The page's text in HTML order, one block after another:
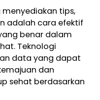
tips,
adalah cara efektif
benar dalam
Teknologi
data yang dapat
dan
sehat berdasarkan